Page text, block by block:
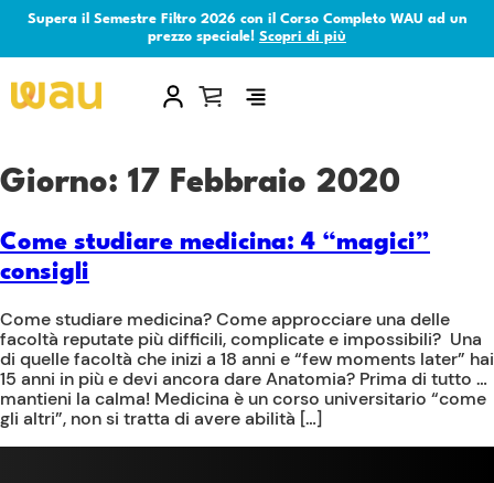
Supera il Semestre Filtro 2026 con il Corso Completo WAU ad un
prezzo speciale! Scopri di più
×
Giorno: 17 Febbraio 2020
Come studiare medicina: 4 “magici”
consigli
Come studiare medicina? Come approcciare una delle
facoltà reputate più difficili, complicate e impossibili? Una
di quelle facoltà che inizi a 18 anni e “few moments later” hai
15 anni in più e devi ancora dare Anatomia? Prima di tutto …
mantieni la calma! Medicina è un corso universitario “come
gli altri”, non si tratta di avere abilità […]